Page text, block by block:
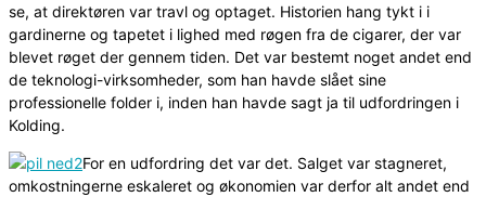
se, at direktøren var travl og optaget. Historien hang tykt i i
gardinerne og tapetet i lighed med røgen fra de cigarer, der var
blevet røget der gennem tiden. Det var bestemt noget andet end
de teknologi-virksomheder, som han havde slået sine
professionelle folder i, inden han havde sagt ja til udfordringen i
Kolding.
For en udfordring det var det. Salget var stagneret,
omkostningerne eskaleret og økonomien var derfor alt andet end